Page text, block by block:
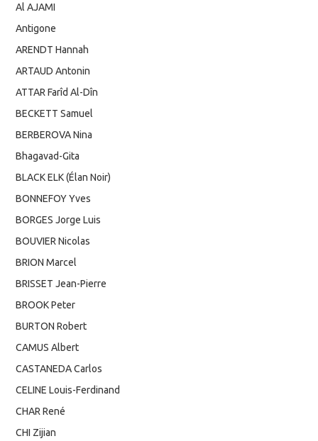
Al AJAMI
Antigone
ARENDT Hannah
ARTAUD Antonin
ATTAR Farîd Al-Dîn
BECKETT Samuel
BERBEROVA Nina
Bhagavad-Gita
BLACK ELK (Élan Noir)
BONNEFOY Yves
BORGES Jorge Luis
BOUVIER Nicolas
BRION Marcel
BRISSET Jean-Pierre
BROOK Peter
BURTON Robert
CAMUS Albert
CASTANEDA Carlos
CELINE Louis-Ferdinand
CHAR René
CHI Zijian